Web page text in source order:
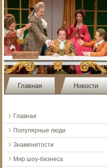
Главная Новости
Главная
Популярные люди
Знаменитости
Мир шоу-бизнеса